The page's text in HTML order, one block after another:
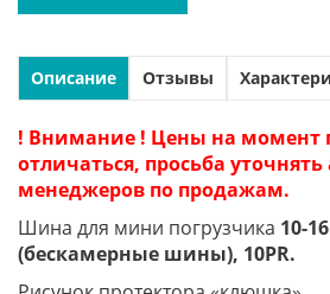
Описание Отзывы
! Внимание ! Цены на момент
отличаться, просьба уточнять
менеджеров по продажам.
Шина для мини погрузчика 10-
(бескамерные шины), 10PR.